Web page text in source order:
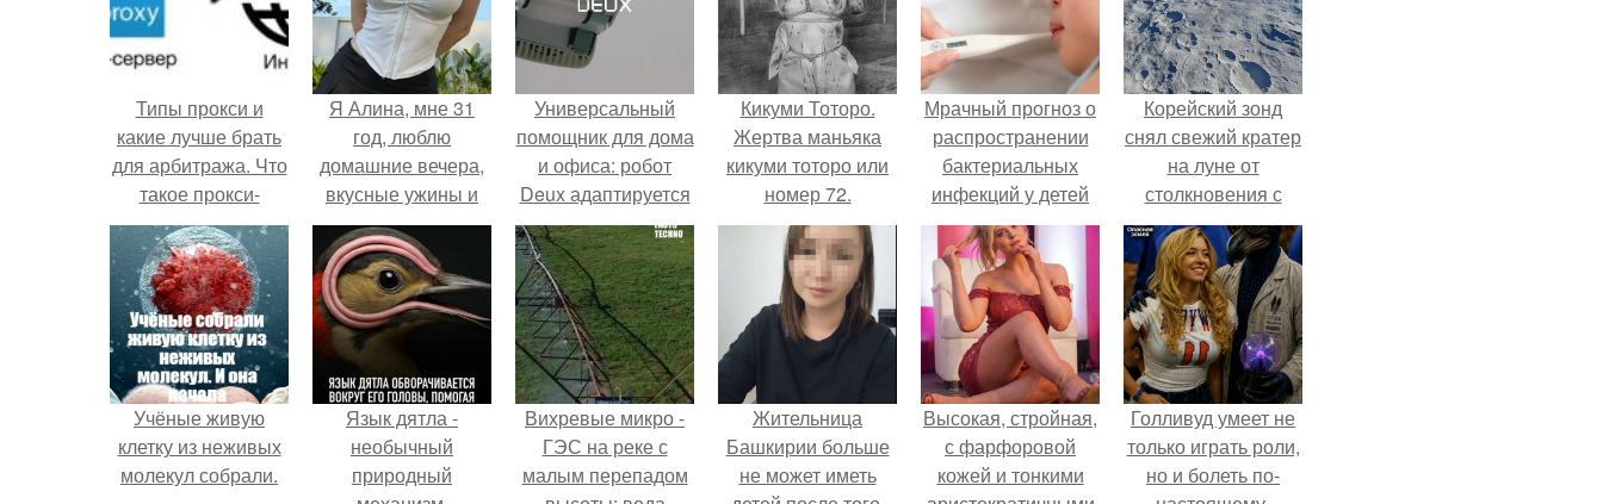
Типы прокси и
какие лучше брать
для арбитража. Что
такое прокси-
сервер?
Я Алина, мне 31
год, люблю
домашние вечера,
вкусные ужины и
прогулки после
дождя.
Универсальный
помощник для дома
и офиса: робот
Deux адаптируется
к разным задачам.
Кикуми Тоторо.
Жертва маньяка
кикуми тоторо или
номер 72.
Мрачный прогноз о
распространении
бактериальных
инфекций у детей
вышел.
Корейский зонд
снял свежий кратер
на луне от
столкновения с
обломком Falcon 9.
Учёные живую
клетку из неживых
молекул собрали.
Язык дятла -
необычный
природный
Вихревые микро -
ГЭС на реке с
малым перепадом
Жительница
Башкирии больше
не может иметь
Высокая, стройная,
с фарфоровой
кожей и тонкими
Голливуд умеет не
только играть роли,
но и болеть по-